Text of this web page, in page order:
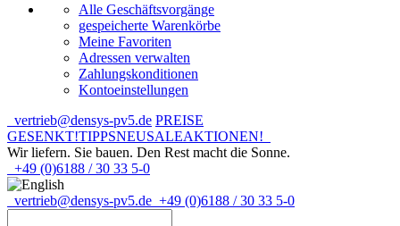
Alle Geschäftsvorgänge
gespeicherte Warenkörbe
Meine Favoriten
Adressen verwalten
Zahlungskonditionen
Kontoeinstellungen
vertrieb@densys-pv5.de PREISE
GESENKT!TIPPSNEUSALEAKTIONEN!
Wir liefern. Sie bauen. Den Rest macht die Sonne.
+49 (0)6188 / 30 33 5-0
vertrieb@densys-pv5.de +49 (0)6188 / 30 33 5-0